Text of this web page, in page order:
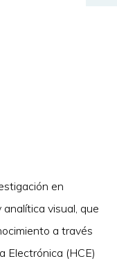
en
visual, que
a través
Electrónica (HCE)